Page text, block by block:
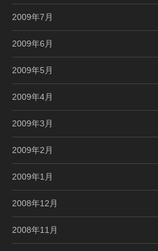
2009年7月
2009年6月
2009年5月
2009年4月
2009年3月
2009年2月
2009年1月
2008年12月
2008年11月